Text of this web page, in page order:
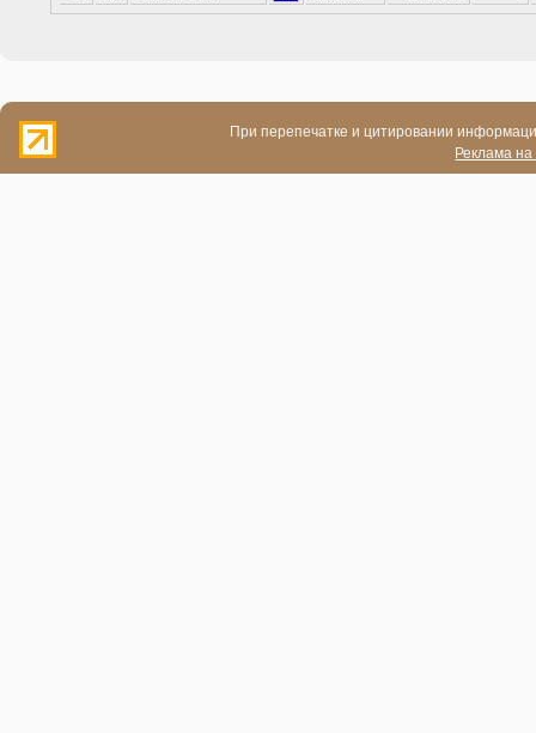
При перепечатке и цитировании
Реклама на